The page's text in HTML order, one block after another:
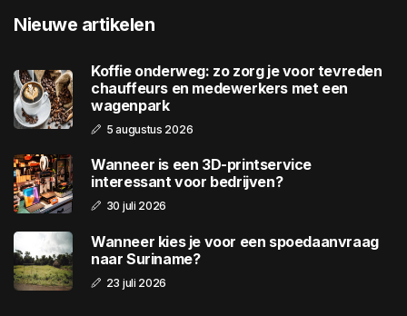
Nieuwe artikelen
Koffie onderweg: zo zorg je voor tevreden
chauffeurs en medewerkers met een
wagenpark
5 augustus 2026
Wanneer is een 3D-printservice
interessant voor bedrijven?
30 juli 2026
Wanneer kies je voor een spoedaanvraag
naar Suriname?
23 juli 2026